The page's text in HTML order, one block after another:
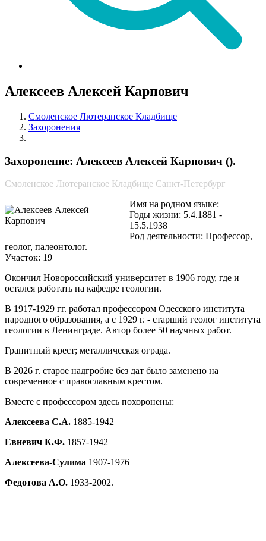
Алексеев Алексей Карпович
Смоленское Лютеранское Кладбище
Захоронения
Захоронение: Алексеев Алексей Карпович ().
Смоленское Лютеранское Кладбище Санкт-Петербург
Имя на родном языке:
Годы жизни: 5.4.1881 -
15.5.1938
Род деятельности: Профессор,
геолог, палеонтолог.
Участок: 19
Окончил Новороссийский университет в 1906 году, где и
остался работать на кафедре геологии.
В 1917-1929 гг. работал профессором Одесского института
народного образования, а с 1929 г. - старший геолог института
геологии в Ленинграде. Автор более 50 научных работ.
Гранитный крест; металлическая ограда.
В 2026 г. старое надгробие без дат было заменено на
современное с православным крестом.
Вместе с профессором здесь похоронены:
Алексеева С.А. 1885-1942
Евневич К.Ф. 1857-1942
Алексеева-Сулима 1907-1976
Федотова А.О. 1933-2002.